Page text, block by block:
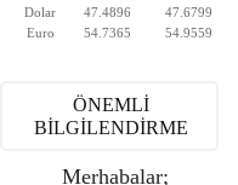
Dolar
47.4896
47.6799
Euro
54.7365 54.9559
ÖNEMLİ
BİLGİLENDİRME
Merhabalar;